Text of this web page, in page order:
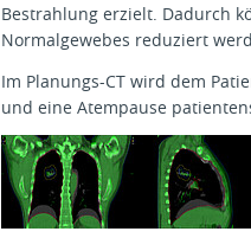
Bestrahlung erzielt. Dadurch
Normalgewebes reduziert
Im Planungs-CT wird dem
und eine Atempause